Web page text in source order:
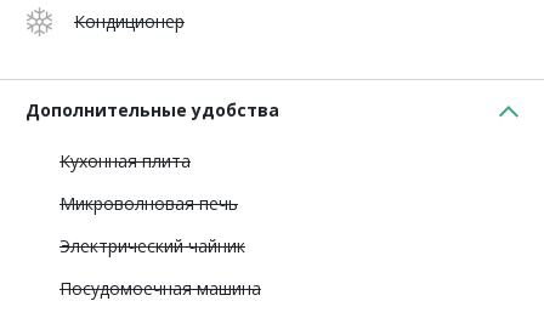
Кондиционер
Дополнительные удобства
Кухонная плита
Микроволновая печь
Электрический чайник
Посудомоечная машина